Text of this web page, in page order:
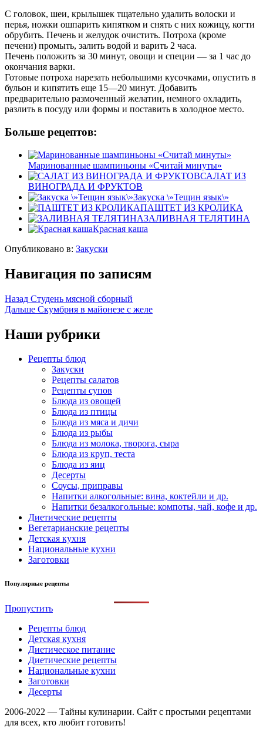
С головок, шеи, крылышек тщательно удалить волоски и
перья, ножки ошпарить кипятком и снять с них кожицу, когти
обрубить. Печень и желудок очистить. Потроха (кроме
печени) промыть, залить водой и варить 2 часа.
Печень положить за 30 минут, овощи и специи — за 1 час до
окончания варки.
Готовые потроха нарезать небольшими кусочками, опустить в
бульон и кипятить еще 15—20 минут. Добавить
предварительно размоченный желатин, немного охладить,
разлить в посуду или формы и поставить в холодное место.
Больше рецептов:
Маринованные шампиньоны «Считай минуты»
САЛАТ ИЗ
ВИНОГРАДА И ФРУКТОВ
Закуска \»Тещин язык\»
ПАШТЕТ ИЗ КРОЛИКА
ЗАЛИВНАЯ ТЕЛЯТИНА
Красная каша
Опубликовано в: Закуски
Навигация по записям
Назад Студень мясной сборный
Дальше Скумбрия в майонезе с желе
Наши рубрики
Рецепты блюд
Закуски
Рецепты салатов
Рецепты супов
Блюда из овощей
Блюда из птицы
Блюда из мяса и дичи
Блюда из рыбы
Блюда из молока, творога, сыра
Блюда из круп, теста
Блюда из яиц
Десерты
Соусы, приправы
Напитки алкогольные: вина, коктейли и др.
Напитки безалкогольные: компоты, чай, кофе и др.
Диетические рецепты
Вегетарианские рецепты
Детская кухня
Национальные кухни
Заготовки
Популярные рецепты
Пропустить
Рецепты блюд
Детская кухня
Диетическое питание
Диетические рецепты
Национальные кухни
Заготовки
Десерты
2006-2022 — Тайны кулинарии. Сайт с простыми рецептами
для всех, кто любит готовить!